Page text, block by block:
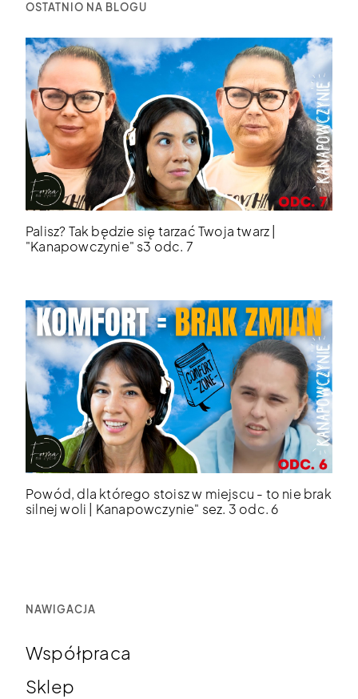
OSTATNIO NA BLOGU
Palisz? Tak będzie się tarzać Twoja twarz |
"Kanapowczynie" s3 odc. 7
Powód, dla którego stoisz w miejscu - to nie brak
silnej woli | Kanapowczynie" sez. 3 odc. 6
NAWIGACJA
Współpraca
Sklep